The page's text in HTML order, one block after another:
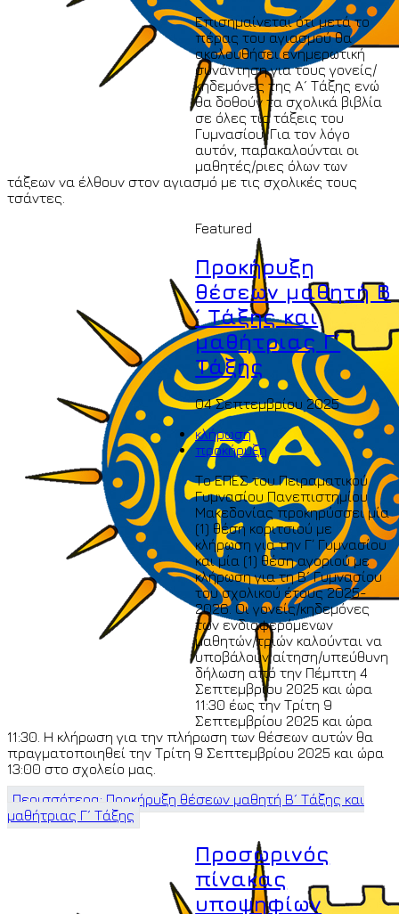
Επισημαίνεται ότι μετά το
πέρας του αγιασμού θα
ακολουθήσει ενημερωτική
συνάντηση για τους γονείς/
κηδεμόνες της Α´ Τάξης ενώ
θα δοθούν τα σχολικά βιβλία
σε όλες τις τάξεις του
Γυμνασίου. Για τον λόγο
αυτόν, παρακαλούνται οι
μαθητές/ριες όλων των
τάξεων να έλθουν στον αγιασμό με τις σχολικές τους
τσάντες.
Featured
Προκήρυξη
θέσεων μαθητή Β
´ Τάξης και
μαθήτριας Γ´
Τάξης
04 Σεπτεμβρίου 2025
κλήρωση
προκήρυξη
Το ΕΠΕΣ του Πειραματικού
Γυμνασίου Πανεπιστημίου
Μακεδονίας προκηρύσσει μία
(1) θέση κοριτσιού με
κλήρωση για την Γ΄ Γυμνασίου
και μία (1) θέση αγοριού με
κλήρωση για τη Β´ Γυμνασίου
του σχολικού έτους 2025-
2026. Οι γονείς/κηδεμόνες
των ενδιαφερόμενων
μαθητών/τριών καλούνται να
υποβάλουν αίτηση/υπεύθυνη
δήλωση από την Πέμπτη 4
Σεπτεμβρίου 2025 και ώρα
11:30 έως την Τρίτη 9
Σεπτεμβρίου 2025 και ώρα
11:30. Η κλήρωση για την πλήρωση των θέσεων αυτών θα
πραγματοποιηθεί την Τρίτη 9 Σεπτεμβρίου 2025 και ώρα
13:00 στο σχολείο μας.
Περισσότερα: Προκήρυξη θέσεων μαθητή Β´ Τάξης και
μαθήτριας Γ´ Τάξης
Προσωρινός
πίνακας
υποψηφίων